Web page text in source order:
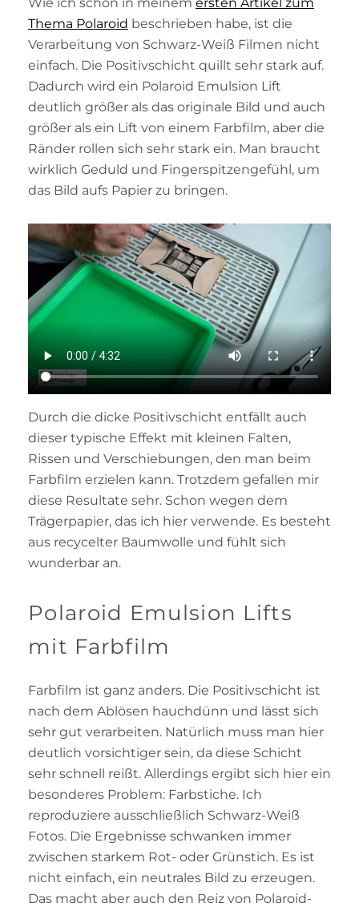
Thema Polaroid beschrieben habe, ist die
Verarbeitung von Schwarz-Weiß Filmen nicht
einfach. Die Positivschicht quillt sehr stark auf.
Dadurch wird ein Polaroid Emulsion Lift
deutlich größer als das originale Bild und auch
größer als ein Lift von einem Farbfilm, aber die
Ränder rollen sich sehr stark ein. Man braucht
wirklich Geduld und Fingerspitzengefühl, um
das Bild aufs Papier zu bringen.
Durch die dicke Positivschicht entfällt auch
dieser typische Effekt mit kleinen Falten,
Rissen und Verschiebungen, den man beim
Farbfilm erzielen kann. Trotzdem gefallen mir
diese Resultate sehr. Schon wegen dem
Trägerpapier, das ich hier verwende. Es besteht
aus recycelter Baumwolle und fühlt sich
wunderbar an.
Polaroid Emulsion Lifts
mit Farbfilm
Farbfilm ist ganz anders. Die Positivschicht ist
nach dem Ablösen hauchdünn und lässt sich
sehr gut verarbeiten. Natürlich muss man hier
deutlich vorsichtiger sein, da diese Schicht
sehr schnell reißt. Allerdings ergibt sich hier ein
besonderes Problem: Farbstiche. Ich
reproduziere ausschließlich Schwarz-Weiß
Fotos. Die Ergebnisse schwanken immer
zwischen starkem Rot- oder Grünstich. Es ist
nicht einfach, ein neutrales Bild zu erzeugen.
Das macht aber auch den Reiz von Polaroid-